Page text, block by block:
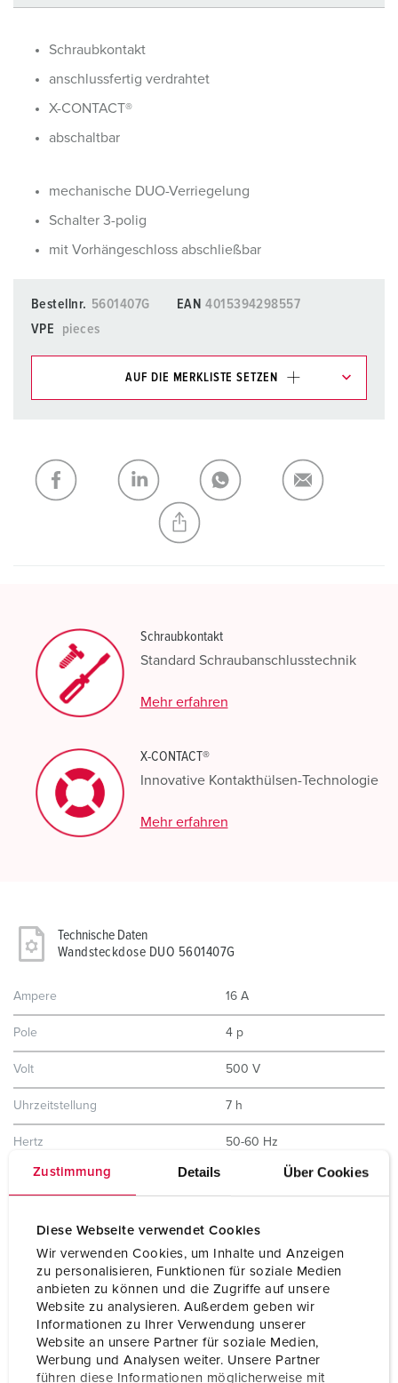
Zustimmung Details Über Cookies
Diese Webseite verwendet Cookies
Wir verwenden Cookies, um Inhalte und Anzeigen
zu personalisieren, Funktionen für soziale Medien
anbieten zu können und die Zugriffe auf unsere
Website zu analysieren. Außerdem geben wir
Informationen zu Ihrer Verwendung unserer
Website an unsere Partner für soziale Medien,
Werbung und Analysen weiter. Unsere Partner
führen diese Informationen möglicherweise mit
Schraubkontakt
anschlussfertig verdrahtet
X-CONTACT®
abschaltbar
mechanische DUO-Verriegelung
Schalter 3-polig
mit Vorhängeschloss abschließbar
Bestellnr. 5601407G EAN 4015394298557
VPE
pieces
AUF DIE MERKLISTE SETZEN
Meine Liste (0) HINZUFÜGEN
NEUE LISTE ERSTELLEN
Schraubkontakt
Standard Schraubanschlusstechnik
Mehr erfahren
X-CONTACT®
Innovative Kontakthülsen-Technologie
Mehr erfahren
Technische Daten
Wandsteckdose DUO 5601407G
Ampere 16 A
Pole 4 p
Volt 500 V
Uhrzeitstellung 7 h
Hertz 50-60 Hz
Anschlusstechnik Schraubkontakt
Schutzart IP44
Gehäusematerial Kunststoff
Gewicht 1321 g
Prüfzeichen
CB Zertifikat
EAC